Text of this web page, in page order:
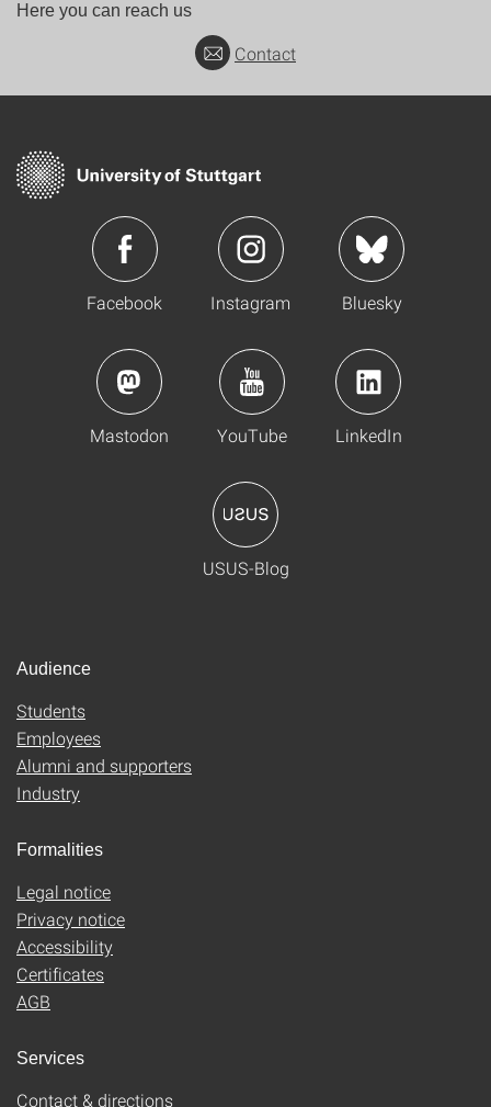
Here you can reach us
Contact
Facebook Instagram Bluesky
Mastodon YouTube LinkedIn
USUS-Blog
Audience
Students
Employees
Alumni and supporters
Industry
Formalities
Legal notice
Privacy notice
Accessibility
Certificates
AGB
Services
Contact & directions